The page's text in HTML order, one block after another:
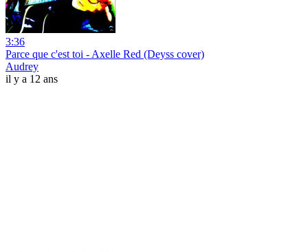
3:36
Parce que c'est toi - Axelle Red (Deyss cover)
Audrey
il y a 12 ans